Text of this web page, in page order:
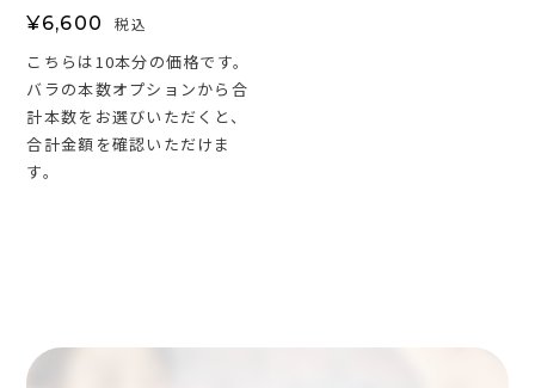
¥6,600 税込
こちらは10本分の価格です。
バラの本数オプションから合
計本数をお選びいただくと、
合計金額を確認いただけま
す。